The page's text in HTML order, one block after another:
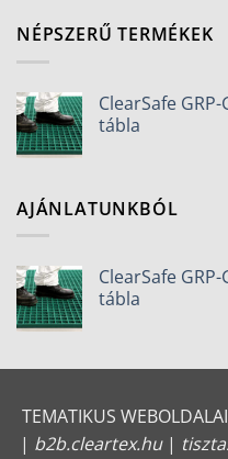
NÉPSZERŰ TERMÉKEK
ClearSafe
tábla
AJÁNLATUNKBÓL
ClearSafe
tábla
TEMATIKUS
| b2b.cleartex.hu|